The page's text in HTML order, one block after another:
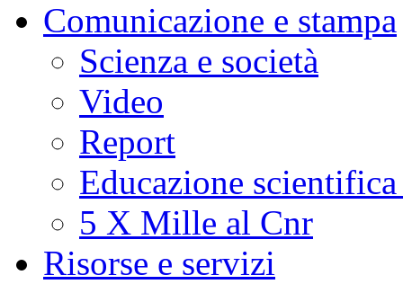
Comunicazione e stampa
Scienza e società
Video
Report
Educazione
5 X Mille al Cnr
Risorse e servizi